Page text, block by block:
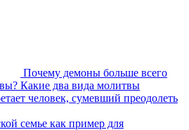
Почему демоны больше всего
Какие два вида молитвы
человек, сумевший преодолеть
семье как пример для